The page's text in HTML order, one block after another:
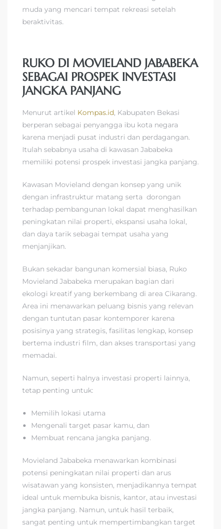
muda yang mencari tempat rekreasi setelah
beraktivitas.
RUKO DI MOVIELAND JABABEKA
SEBAGAI PROSPEK INVESTASI
JANGKA PANJANG
Menurut artikel Kompas.id, Kabupaten Bekasi
berperan sebagai penyangga ibu kota negara
karena menjadi pusat industri dan perdagangan.
Itulah sebabnya usaha di kawasan Jababeka
memiliki potensi prospek investasi jangka panjang.
Kawasan Movieland dengan konsep yang unik
dengan infrastruktur matang serta dorongan
terhadap pembangunan lokal dapat menghasilkan
peningkatan nilai properti, ekspansi usaha lokal,
dan daya tarik sebagai tempat usaha yang
menjanjikan.
Bukan sekadar bangunan komersial biasa, Ruko
Movieland Jababeka merupakan bagian dari
ekologi kreatif yang berkembang di area Cikarang.
Area ini menawarkan peluang bisnis yang relevan
dengan tuntutan pasar kontemporer karena
posisinya yang strategis, fasilitas lengkap, konsep
bertema industri film, dan akses transportasi yang
memadai.
Namun, seperti halnya investasi properti lainnya,
tetap penting untuk:
Memilih lokasi utama
Mengenali target pasar kamu, dan
Membuat rencana jangka panjang.
Movieland Jababeka menawarkan kombinasi
potensi peningkatan nilai properti dan arus
wisatawan yang konsisten, menjadikannya tempat
ideal untuk membuka bisnis, kantor, atau investasi
jangka panjang. Namun, untuk hasil terbaik,
sangat penting untuk mempertimbangkan target